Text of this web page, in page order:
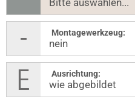
Montagewerkzeug:
Ausrichtung: